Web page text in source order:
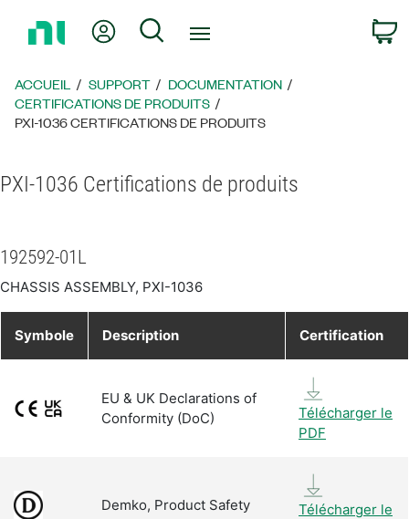
page
d’accueil
Mon compteRechercher
ACCUEIL SUPPORT
DOCUMENTATION
CERTIFICATIONS DE PRODUITS
PXI-1036 CERTIFICATIONS DE PRODUITS
PXI-1036 Certifications de produits
192592-01L
CHASSIS ASSEMBLY, PXI-1036
Symbole Description Certification
EU & UK Declarations of
Conformity (DoC)
Télécharger le
PDF
Demko, Product Safety
Télécharger le